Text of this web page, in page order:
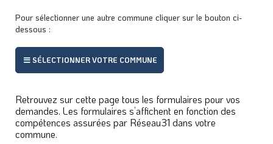
Pour sélectionner une autre commune cliquer sur le bouton ci-
dessous :
SÉLECTIONNER VOTRE COMMUNE
Retrouvez sur cette page tous les formulaires pour vos
demandes. Les formulaires s’affichent en fonction des
compétences assurées par Réseau31 dans votre
commune.